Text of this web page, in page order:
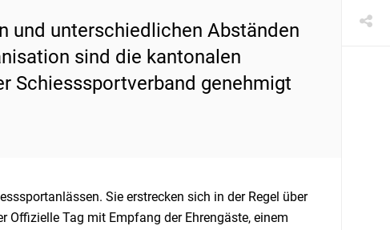
und unterschiedlichen Abständen
sind die kantonalen
Schiesssportverband genehmigt
Sie erstrecken sich in der Regel über
Offizielle Tag mit Empfang der Ehrengäste, einem